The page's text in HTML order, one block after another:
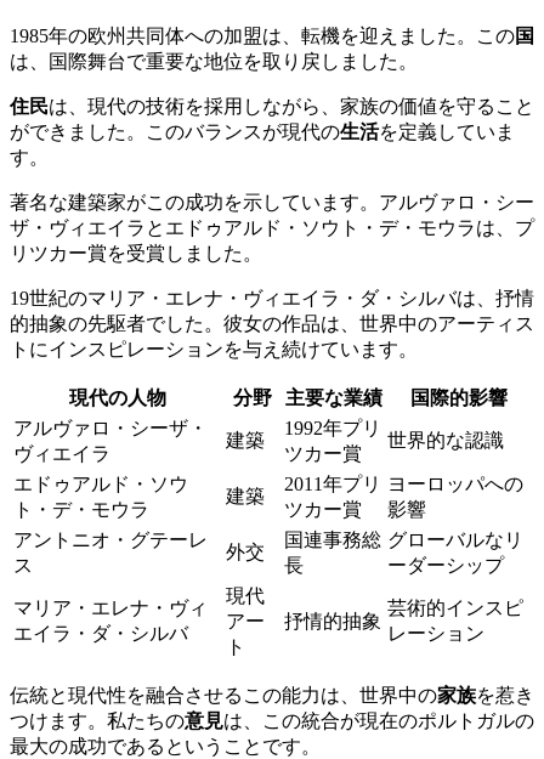
1985年の欧州共同体への加盟は、転機を迎えました。この国
は、国際舞台で重要な地位を取り戻しました。
住民は、現代の技術を採用しながら、家族の価値を守ること
ができました。このバランスが現代の生活を定義していま
す。
著名な建築家がこの成功を示しています。アルヴァロ・シー
ザ・ヴィエイラとエドゥアルド・ソウト・デ・モウラは、プ
リツカー賞を受賞しました。
19世紀のマリア・エレナ・ヴィエイラ・ダ・シルバは、抒情
的抽象の先駆者でした。彼女の作品は、世界中のアーティス
トにインスピレーションを与え続けています。
現代の人物 分野 主要な業績
国際的影響
アルヴァロ・シーザ・
ヴィエイラ
建築
1992年プリ
ツカー賞
世界的な認識
エドゥアルド・ソウ
ト・デ・モウラ
建築
2011年プリ
ツカー賞
ヨーロッパへの
影響
アントニオ・グテーレ
ス
外交
国連事務総
長
グローバルなリ
ーダーシップ
マリア・エレナ・ヴィ
エイラ・ダ・シルバ
現代
アー
ト
抒情的抽象
芸術的インスピ
レーション
伝統と現代性を融合させるこの能力は、世界中の家族を惹き
つけます。私たちの意見は、この統合が現在のポルトガルの
最大の成功であるということです。